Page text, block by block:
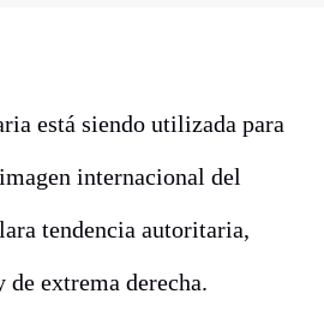
está siendo utilizada para
internacional del
tendencia autoritaria,
extrema derecha.